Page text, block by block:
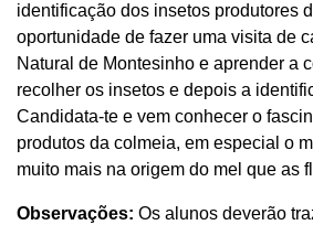
identificação dos insetos produtores
oportunidade de fazer uma visita de
Natural de Montesinho e aprender a
recolher os insetos e depois a
Candidata-te e vem conhecer o
produtos da colmeia, em especial o
muito mais na origem do mel que as
Observações: Os alunos deverão